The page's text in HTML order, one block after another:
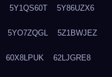
5Y1QS60T 5Y86UZX6
5YO7ZQGL 5Z1BWJEZ
60X8LPUK 62LJGRE8